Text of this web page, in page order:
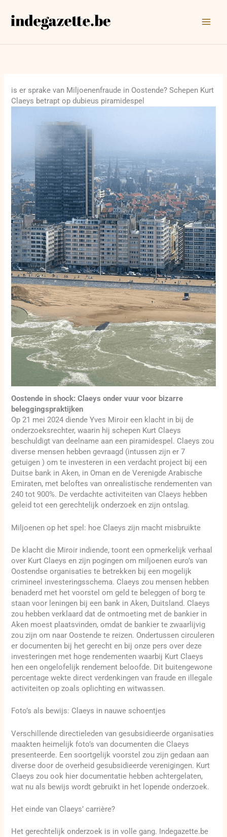
naar
is er sprake van Miljoenenfraude in Oostende? Schepen Kurt
Claeys betrapt op dubieus piramidespel
Oostende in shock: Claeys onder vuur voor bizarre
beleggingspraktijken
Op 21 mei 2024 diende Yves Miroir een klacht in bij de
onderzoeksrechter, waarin hij schepen Kurt Claeys
beschuldigt van deelname aan een piramidespel. Claeys zou
diverse mensen hebben gevraagd (intussen zijn er 7
getuigen ) om te investeren in een verdacht project bij een
Duitse bank in Aken, in Oman en de Verenigde Arabische
Emiraten, met beloftes van onrealistische rendementen van
240 tot 900%. De verdachte activiteiten van Claeys hebben
geleid tot een gerechtelijk onderzoek en zijn ontslag.
Miljoenen op het spel: hoe Claeys zijn macht misbruikte
De klacht die Miroir indiende, toont een opmerkelijk verhaal
over Kurt Claeys en zijn pogingen om miljoenen euro’s van
Oostendse organisaties te betrekken bij een mogelijk
crimineel investeringsschema. Claeys zou mensen hebben
benaderd met het voorstel om geld te beleggen of borg te
staan voor leningen bij een bank in Aken, Duitsland. Claeys
zou hebben verklaard dat de ontmoeting met de bankier in
Aken moest plaatsvinden, omdat de bankier te zwaarlijvig
zou zijn om naar Oostende te reizen. Ondertussen circuleren
er documenten bij het gerecht en bij onze pers over deze
investeringen met hoge rendementen waarbij Kurt Claeys
hen een ongelofelijk rendement beloofde. Dit buitengewone
percentage wekte direct verdenkingen van fraude en illegale
activiteiten op zoals oplichting en witwassen.
Foto’s als bewijs: Claeys in nauwe schoentjes
Verschillende directieleden van gesubsidieerde organisaties
maakten heimelijk foto’s van documenten die Claeys
presenteerde. Een soortgelijk voorstel zou zijn gedaan aan
diverse door de overheid gesubsidieerde verenigingen. Kurt
Claeys zou ook hier documentatie hebben achtergelaten,
wat nu als bewijs wordt gebruikt in het lopende onderzoek.
Het einde van Claeys’ carrière?
Het gerechtelijk onderzoek is in volle gang. Indegazette.be